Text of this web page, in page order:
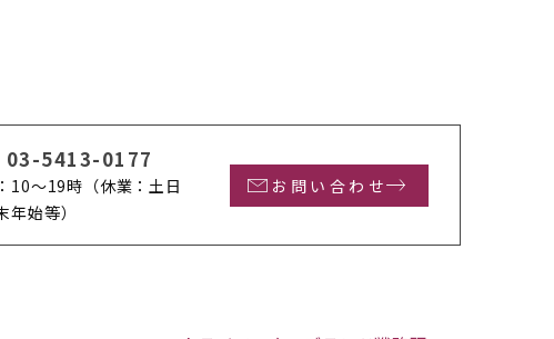
03-5413-0177
10〜19時 （休業：土日
年始等）
お問い合わせ